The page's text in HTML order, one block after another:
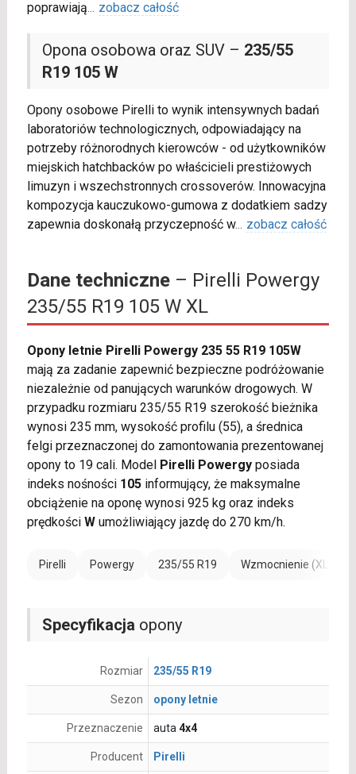
poprawiają... zobacz całość
Opona osobowa oraz SUV – 235/55
R19 105 W
Opony osobowe Pirelli to wynik intensywnych badań
laboratoriów technologicznych, odpowiadający na
potrzeby różnorodnych kierowców - od użytkowników
miejskich hatchbacków po właścicieli prestiżowych
limuzyn i wszechstronnych crossoverów. Innowacyjna
kompozycja kauczukowo-gumowa z dodatkiem sadzy
zapewnia doskonałą przyczepność w... zobacz całość
Dane techniczne– Pirelli Powergy
235/55 R19 105 W XL
Opony letnie Pirelli Powergy 235 55 R19 105W
mają za zadanie zapewnić bezpieczne podróżowanie
niezależnie od panujących warunków drogowych. W
przypadku rozmiaru 235/55 R19 szerokość bieżnika
wynosi 235 mm, wysokość profilu (55), a średnica
felgi przeznaczonej do zamontowania prezentowanej
opony to 19 cali. Model Pirelli Powergyposiada
indeks nośności 105informujący, że maksymalne
obciążenie na oponę wynosi 925 kg oraz indeks
prędkości Wumożliwiający jazdę do 270 km/h.
Pirelli Powergy 235/55 R19 Wzmocnienie (XL)
Specyfikacja opony
Rozmiar 235/55 R19
Sezon opony letnie
Przeznaczenie auta 4x4
Producent Pirelli